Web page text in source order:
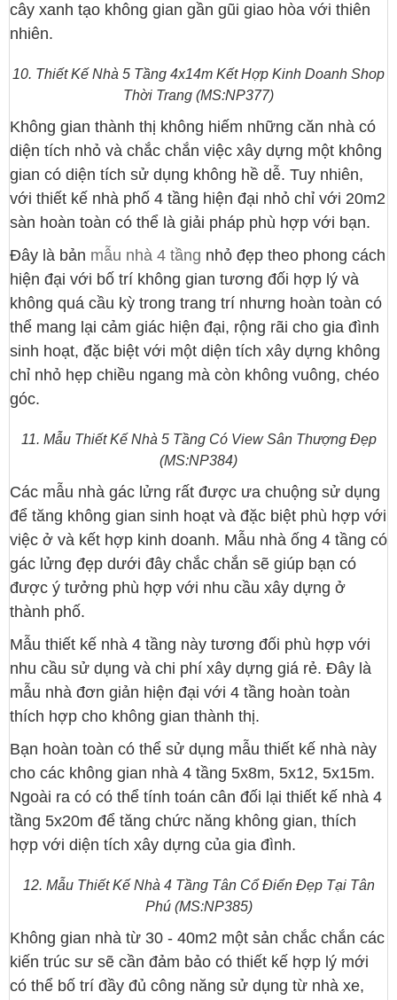
cây xanh tạo không gian gần gũi giao hòa với thiên
nhiên.
10. Thiết Kế Nhà 5 Tầng 4x14m Kết Hợp Kinh Doanh Shop
Thời Trang (MS:NP377)
Không gian thành thị không hiếm những căn nhà có
diện tích nhỏ và chắc chắn việc xây dựng một không
gian có diện tích sử dụng không hề dễ. Tuy nhiên,
với thiết kế nhà phố 4 tầng hiện đại nhỏ chỉ với 20m2
sàn hoàn toàn có thể là giải pháp phù hợp với bạn.
Đây là bản mẫu nhà 4 tầng nhỏ đẹp theo phong cách
hiện đại với bố trí không gian tương đối hợp lý và
không quá cầu kỳ trong trang trí nhưng hoàn toàn có
thể mang lại cảm giác hiện đại, rộng rãi cho gia đình
sinh hoạt, đặc biệt với một diện tích xây dựng không
chỉ nhỏ hẹp chiều ngang mà còn không vuông, chéo
góc.
11. Mẫu Thiết Kế Nhà 5 Tầng Có View Sân Thượng Đẹp
(MS:NP384)
Các mẫu nhà gác lửng rất được ưa chuộng sử dụng
để tăng không gian sinh hoạt và đặc biệt phù hợp với
việc ở và kết hợp kinh doanh. Mẫu nhà ống 4 tầng có
gác lửng đẹp dưới đây chắc chắn sẽ giúp bạn có
được ý tưởng phù hợp với nhu cầu xây dựng ở
thành phố.
Mẫu thiết kế nhà 4 tầng này tương đối phù hợp với
nhu cầu sử dụng và chi phí xây dựng giá rẻ. Đây là
mẫu nhà đơn giản hiện đại với 4 tầng hoàn toàn
thích hợp cho không gian thành thị.
Bạn hoàn toàn có thể sử dụng mẫu thiết kế nhà này
cho các không gian nhà 4 tầng 5x8m, 5x12, 5x15m.
Ngoài ra có có thể tính toán cân đối lại thiết kế nhà 4
tầng 5x20m để tăng chức năng không gian, thích
hợp với diện tích xây dựng của gia đình.
12. Mẫu Thiết Kế Nhà 4 Tầng Tân Cổ Điển Đẹp Tại Tân
Phú (MS:NP385)
Không gian nhà từ 30 - 40m2 một sản chắc chắn các
kiến trúc sư sẽ cần đảm bảo có thiết kế hợp lý mới
có thể bố trí đầy đủ công năng sử dụng từ nhà xe,